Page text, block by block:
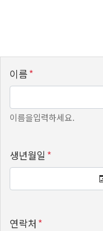
이름*
이름을입력하세요.
생년월일 *
연락처 *